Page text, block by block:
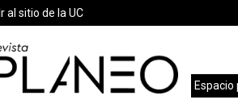
Ir al sitio de la UC